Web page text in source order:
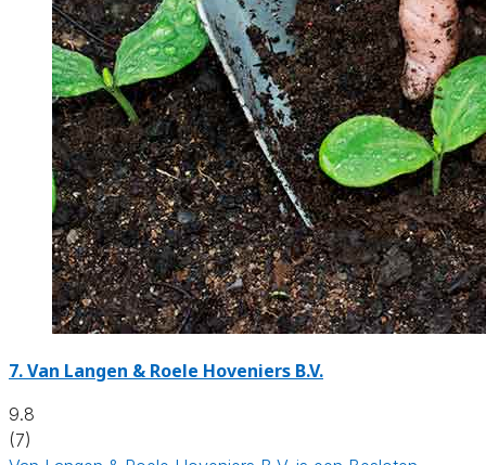
7.Van Langen & Roele Hoveniers B.V.
9.8
(7)